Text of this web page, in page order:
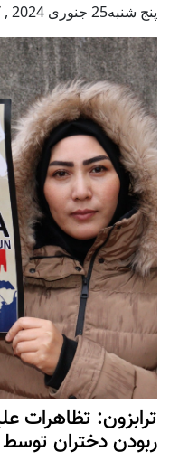
پنج شنبه25 جنوری 2024 ,
ترابزون: تظاهرات
ربودن دختران